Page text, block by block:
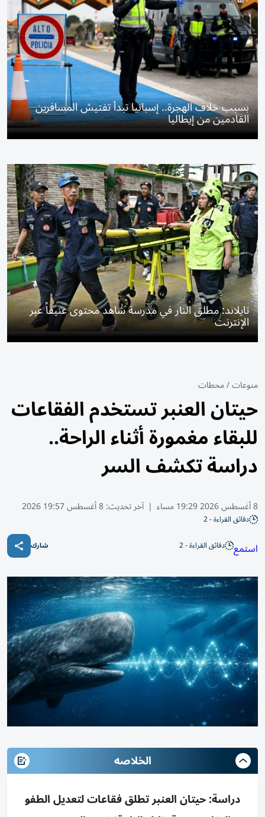
بسبب خلاف الهجرة.. إسبانيا تبدأ تفتيش المسافرين
القادمين من إيطاليا
تايلاند: مطلق النار في مدرسة شاهد محتوى عنيفاً عبر
الإنترنت
منوعات/محطات
حيتان العنبر تستخدم الفقاعات
للبقاء مغمورة أثناء الراحة..
دراسة تكشف السر
8 أغسطس 2026 19:29 مساء | آخر تحديث:8 أغسطس 19:57 2026
دقائق القراءة - 2
استمع دقائق القراءة - 2 شارك
الخلاصه
دراسة: حيتان العنبر تطلق فقاعات لتعديل الطفو